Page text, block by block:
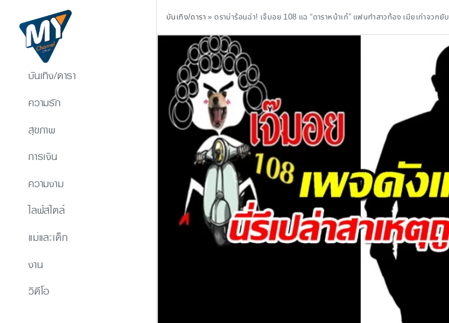
บันเทิง/ดารา
ความรัก
สุขภาพ
การเงิน
ความงาม
ไลฟ์สไตล์
แม่และเด็ก
งาน
วิดีโอ
บันเทิง/ดารา»ดราม่าร้อนฉ่า! เจ๊มอย 108 แฉ “ดาราหน้าเก๋” แฟนทำสาวท้อง เมียเก่าจวกยับ